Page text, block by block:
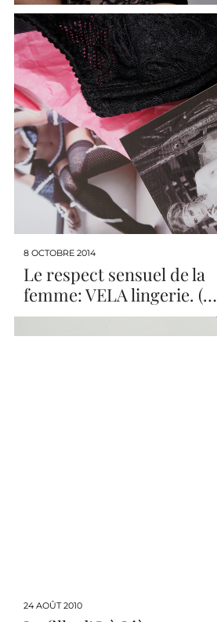
8 OCTOBRE 2014
Le respect sensuel de la
femme: VELA lingerie. (…
24 AOÛT 2010